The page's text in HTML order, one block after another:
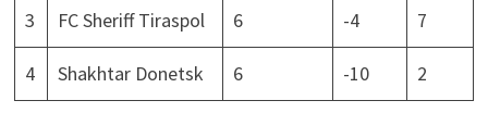
3 FC Sheriff Tiraspol 6 -4 7
4 Shakhtar Donetsk 6 -10 2